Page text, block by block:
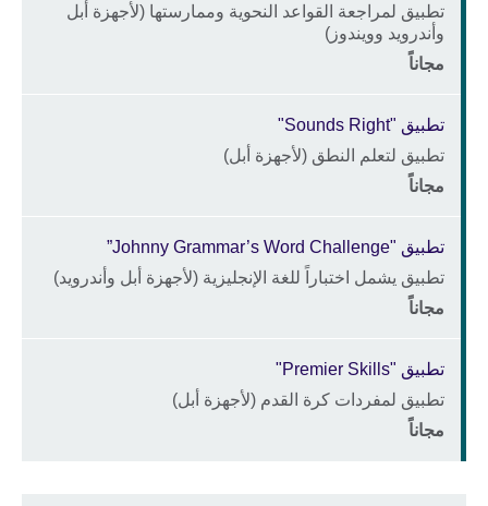
Description
تطبيق لمراجعة القواعد النحوية وممارستها (لأجهزة أبل
وأندرويد وويندوز)
الموقع
Price
مجاناً
تطبيق "Sounds Right"
Description
تطبيق لتعلم النطق (لأجهزة أبل)
الموقع
Price
مجاناً
تطبيق "Johnny Grammar’s Word Challenge”
Description
تطبيق يشمل اختباراً للغة الإنجليزية (لأجهزة أبل وأندرويد)
الموقع
Price
مجاناً
تطبيق "Premier Skills"
Description
تطبيق لمفردات كرة القدم (لأجهزة أبل)
الموقع
Price
مجاناً